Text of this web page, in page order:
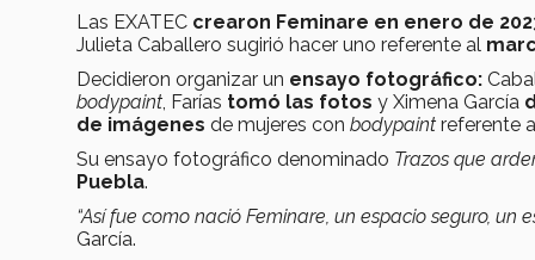
Las EXATEC crearon Feminare en enero de
Julieta Caballero sugirió hacer uno referente al
Decidieron organizar un ensayo fotográfico:
bodypaint , Farías tomó las fotos y Ximena García
de imágenes de mujeres con bodypaint referente
Su ensayo fotográfico denominado Trazos que
Puebla.
“Así fue como nació Feminare, un espacio seguro, un
García.